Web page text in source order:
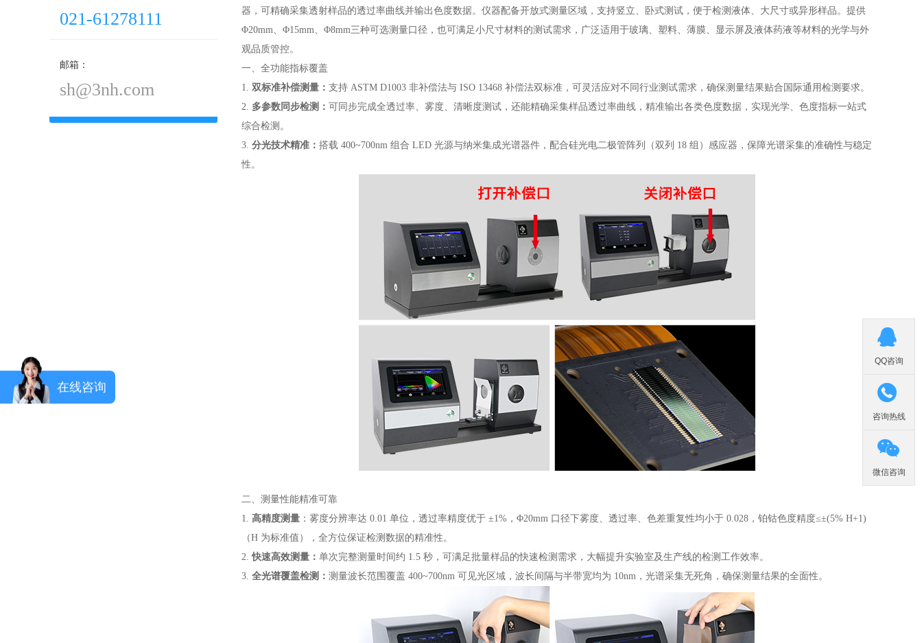

QQ咨询

咨询热线

微信咨询
021-61278111
邮箱：
sh@3nh.com
器，可精确采集透射样品的透过率曲线并输出色度数据。仪器配备开放式测量区域，支持竖立、卧式测试，便于检测液体、大尺寸或异形样品。提供
Φ20mm、Φ15mm、Φ8mm三种可选测量口径，也可满足小尺寸材料的测试需求，广泛适用于玻璃、塑料、薄膜、显示屏及液体药液等材料的光学与外
观品质管控。
一、全功能指标覆盖
1. 双标准补偿测量： 支持 ASTM D1003 非补偿法与 ISO 13468 补偿法双标准，可灵活应对不同行业测试需求，确保测量结果贴合国际通用检测要求。
2. 多参数同步检测： 可同步完成全透过率、雾度、清晰度测试，还能精确采集样品透过率曲线，精准输出各类色度数据，实现光学、色度指标一站式
综合检测。
3. 分光技术精准： 搭载 400~700nm 组合 LED 光源与纳米集成光谱器件，配合硅光电二极管阵列（双列 18 组）感应器，保障光谱采集的准确性与稳定
性。
二、测量性能精准可靠
1. 高精度测量 ：雾度分辨率达 0.01 单位，透过率精度优于 ±1%，Φ20mm 口径下雾度、透过率、色差重复性均小于 0.028，铂钴色度精度≤±(5% H+1)
（H 为标准值），全方位保证检测数据的精准性。
2.快速高效测量： 单次完整测量时间约 1.5 秒，可满足批量样品的快速检测需求，大幅提升实验室及生产线的检测工作效率。
3. 全光谱覆盖检测： 测量波长范围覆盖 400~700nm 可见光区域，波长间隔与半带宽均为 10nm，光谱采集无死角，确保测量结果的全面性。
在线咨询